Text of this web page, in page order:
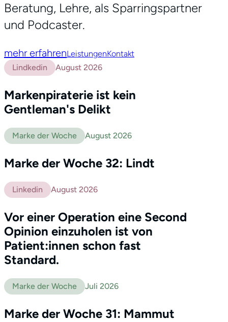
Beratung, Lehre, als Sparringspartner
und Podcaster.
mehr erfahrenLeistungenKontakt
Lindkedin
August 2026
Markenpiraterie ist kein
Gentleman's Delikt
Marke der Woche August 2026
Marke der Woche 32: Lindt
Linkedin August 2026
Vor einer Operation eine Second
Opinion einzuholen ist von
Patient:innen schon fast
Standard.
Marke der Woche Juli 2026
Marke der Woche 31: Mammut